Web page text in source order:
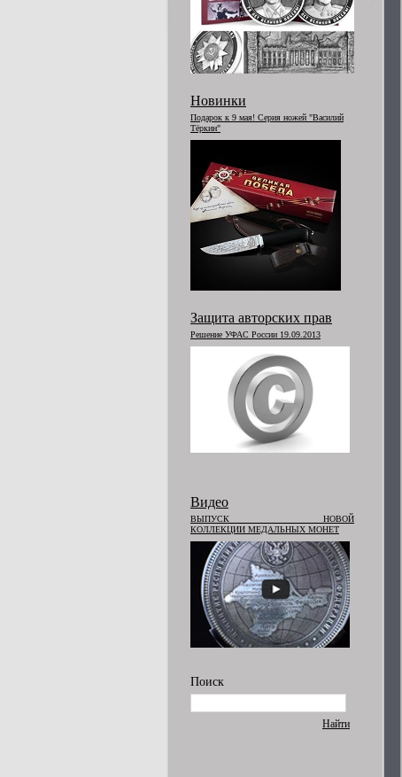
Новинки
Подарок к 9 мая! Серия ножей "Василий
Тёркин"
Защита авторских прав
Решение УФАС России 19.09.2013
Видео
ВЫПУСК НОВОЙ
КОЛЛЕКЦИИ МЕДАЛЬНЫХ МОНЕТ
Поиск
Найти